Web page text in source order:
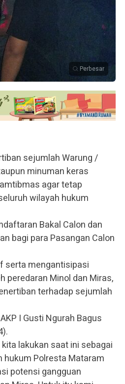
Perbesar
sejumlah Warung /
minuman keras
agar tetap
wilayah hukum
Bakal Calon dan
bagi para Pasangan Calon
serta mengantisipasi
peredaran Minol dan Miras,
terhadap sejumlah
I Gusti Ngurah Bagus
lakukan saat ini sebagai
Polresta Mataram
potensi gangguan